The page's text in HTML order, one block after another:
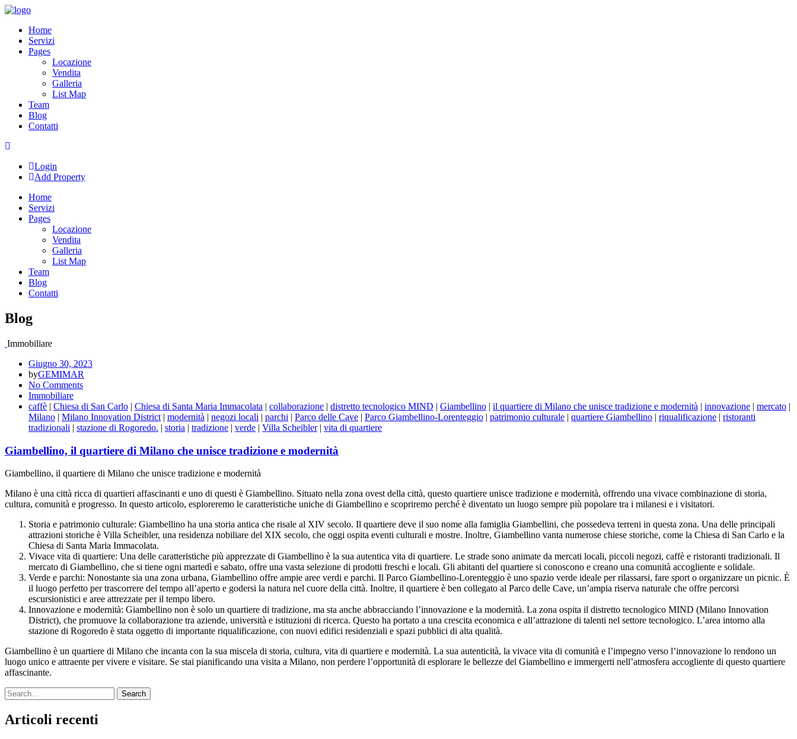
Skip
contentHome
Servizi
Pages
Locazione
Vendita
Galleria
List Map
Team
Blog
Contatti
Login
Add Property
Home
Servizi
Pages
Locazione
Vendita
Galleria
List Map
Team
Blog
Contatti
Blog
Immobiliare
Giugno 30, 2023
byGEMIMAR
No Comments
Immobiliare
caffè | Chiesa di San Carlo | Chiesa di Santa Maria Immacolata | collaborazione | distretto tecnologico MIND | Giambellino | il quartiere di Milano che unisce tradizione e modernità | innovazione | mercato |
Milano | Milano Innovation District | modernità | negozi locali | parchi | Parco delle Cave | Parco Giambellino-Lorenteggio | patrimonio culturale | quartiere Giambellino | riqualificazione | ristoranti
tradizionali | stazione di Rogoredo. | storia | tradizione | verde | Villa Scheibler| vita di quartiere
Giambellino, il quartiere di Milano che unisce tradizione e modernità
Giambellino, il quartiere di Milano che unisce tradizione e modernità
Milano è una città ricca di quartieri affascinanti e uno di questi è Giambellino. Situato nella zona ovest della città, questo quartiere unisce tradizione e modernità, offrendo una vivace combinazione di storia,
cultura, comunità e progresso. In questo articolo, esploreremo le caratteristiche uniche di Giambellino e scopriremo perché è diventato un luogo sempre più popolare tra i milanesi e i visitatori.
Storia e patrimonio culturale: Giambellino ha una storia antica che risale al XIV secolo. Il quartiere deve il suo nome alla famiglia Giambellini, che possedeva terreni in questa zona. Una delle principali
attrazioni storiche è Villa Scheibler, una residenza nobiliare del XIX secolo, che oggi ospita eventi culturali e mostre. Inoltre, Giambellino vanta numerose chiese storiche, come la Chiesa di San Carlo e la
Chiesa di Santa Maria Immacolata.
Vivace vita di quartiere: Una delle caratteristiche più apprezzate di Giambellino è la sua autentica vita di quartiere. Le strade sono animate da mercati locali, piccoli negozi, caffè e ristoranti tradizionali. Il
mercato di Giambellino, che si tiene ogni martedì e sabato, offre una vasta selezione di prodotti freschi e locali. Gli abitanti del quartiere si conoscono e creano una comunità accogliente e solidale.
Verde e parchi: Nonostante sia una zona urbana, Giambellino offre ampie aree verdi e parchi. Il Parco Giambellino-Lorenteggio è uno spazio verde ideale per rilassarsi, fare sport o organizzare un picnic. È
il luogo perfetto per trascorrere del tempo all’aperto e godersi la natura nel cuore della città. Inoltre, il quartiere è ben collegato al Parco delle Cave, un’ampia riserva naturale che offre percorsi
escursionistici e aree attrezzate per il tempo libero.
Innovazione e modernità: Giambellino non è solo un quartiere di tradizione, ma sta anche abbracciando l’innovazione e la modernità. La zona ospita il distretto tecnologico MIND (Milano Innovation
District), che promuove la collaborazione tra aziende, università e istituzioni di ricerca. Questo ha portato a una crescita economica e all’attrazione di talenti nel settore tecnologico. L’area intorno alla
stazione di Rogoredo è stata oggetto di importante riqualificazione, con nuovi edifici residenziali e spazi pubblici di alta qualità.
Giambellino è un quartiere di Milano che incanta con la sua miscela di storia, cultura, vita di quartiere e modernità. La sua autenticità, la vivace vita di comunità e l’impegno verso l’innovazione lo rendono un
luogo unico e attraente per vivere e visitare. Se stai pianificando una visita a Milano, non perdere l’opportunità di esplorare le bellezze del Giambellino e immergerti nell’atmosfera accogliente di questo quartiere
affascinante.
Search
Articoli recenti